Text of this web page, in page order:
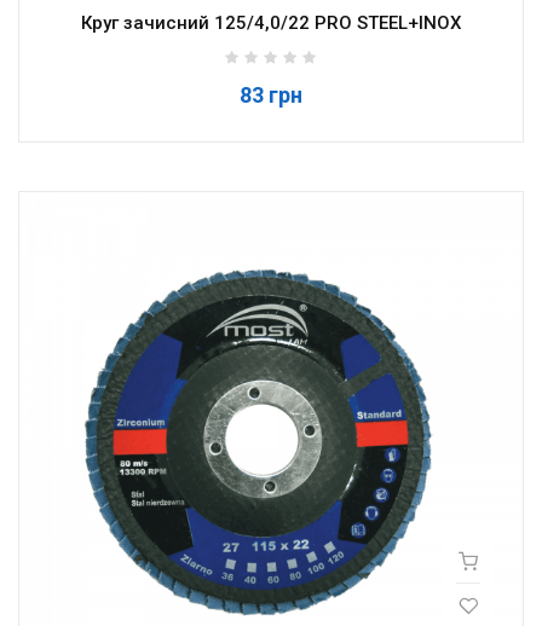
Круг зачисний 125/4,0/22 PRO STEEL+INOX
83 грн